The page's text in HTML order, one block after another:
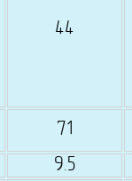
44
71
9.5